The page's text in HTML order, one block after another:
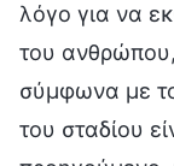
λόγο για να
του
σύμφωνα με
του σταδίου